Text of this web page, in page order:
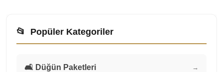
📂 Popüler Kategoriler
🛋️ Düğün Paketleri →